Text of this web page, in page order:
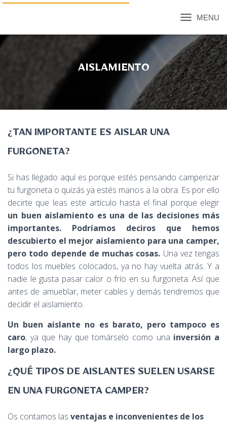
A
M
B
I
A
R
M
O
D
E
G
C
I
N
AISLAMIENTO
¿TAN IMPORTANTE ES AISLAR UNA
FURGONETA?
Si has llegado aquí es porque estés pensando camperizar
tu furgoneta o quizás ya estés manos a la obra. Es por ello
decirte que leas este artículo hasta el final porque elegir
un buen aislamiento es una de las decisiones más
importantes. Podríamos deciros que hemos
descubierto el mejor aislamiento para una camper,
pero todo depende de muchas cosas. Una vez tengas
todos los muebles colocados, ya no hay vuelta atrás. Y a
nadie le gusta pasar calor o frío en su furgoneta. Así que
antes de amueblar, meter cables y demás tendremos que
decidir el aislamiento.
Un buen aislante no es barato, pero tampoco es
caro, ya que hay que tomárselo como una inversión a
largo plazo.
¿QUÉ TIPOS DE AISLANTES SUELEN USARSE
EN UNA FURGONETA CAMPER?
Os contamos las ventajas e inconvenientes de los